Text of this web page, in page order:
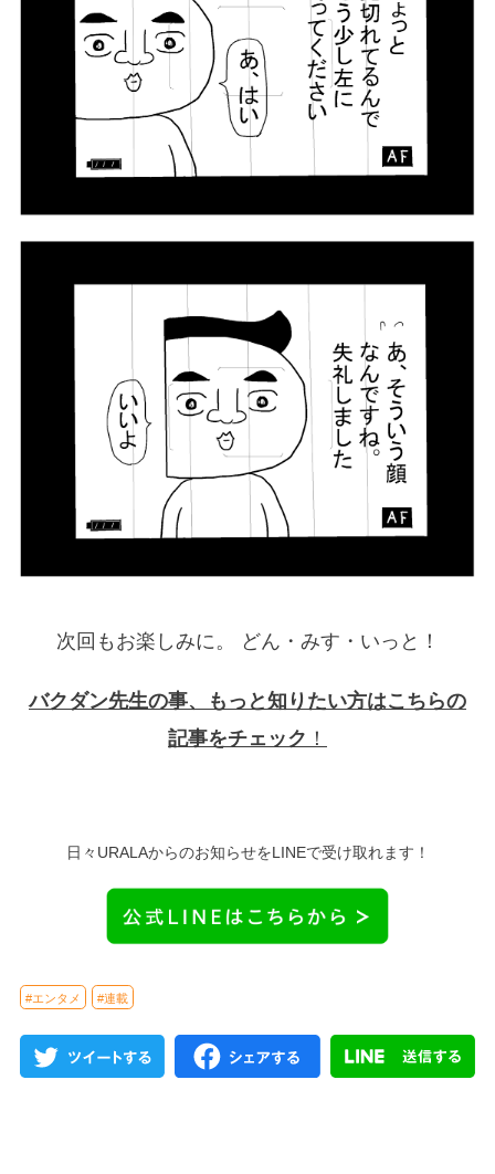
次回もお楽しみに。 どん・みす・いっと！
バクダン先生の事、もっと知りたい方はこちらの
記事をチェック ！
日々URALAからのお知らせをLINEで受け取れます！
#エンタメ #連載